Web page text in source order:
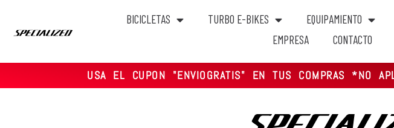
Saltar
BICICLETAS TURBO E-BIKES EQUIPAMIENTO
EMPRESA
CONTACTO
USA EL CUPON "ENVIOGRATIS" EN TUS COMPRAS *NO